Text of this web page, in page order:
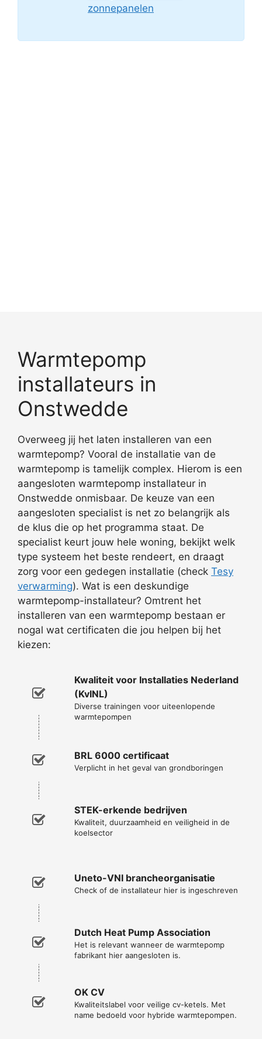
zonnepanelen
Warmtepomp
installateurs in
Onstwedde
Overweeg jij het laten installeren van een
warmtepomp? Vooral de installatie van de
warmtepomp is tamelijk complex. Hierom is een
aangesloten warmtepomp installateur in
Onstwedde onmisbaar. De keuze van een
aangesloten specialist is net zo belangrijk als
de klus die op het programma staat. De
specialist keurt jouw hele woning, bekijkt welk
type systeem het beste rendeert, en draagt
zorg voor een gedegen installatie (check Tesy
verwarming). Wat is een deskundige
warmtepomp-installateur? Omtrent het
installeren van een warmtepomp bestaan er
nogal wat certificaten die jou helpen bij het
kiezen:
Kwaliteit voor Installaties Nederland
(KvINL)
Diverse trainingen voor uiteenlopende
warmtepompen
BRL 6000 certificaat
Verplicht in het geval van grondboringen
STEK-erkende bedrijven
Kwaliteit, duurzaamheid en veiligheid in de
koelsector
Uneto-VNI brancheorganisatie
Check of de installateur hier is ingeschreven
Dutch Heat Pump Association
Het is relevant wanneer de warmtepomp
fabrikant hier aangesloten is.
OK CV
Kwaliteitslabel voor veilige cv-ketels. Met
name bedoeld voor hybride warmtepompen.